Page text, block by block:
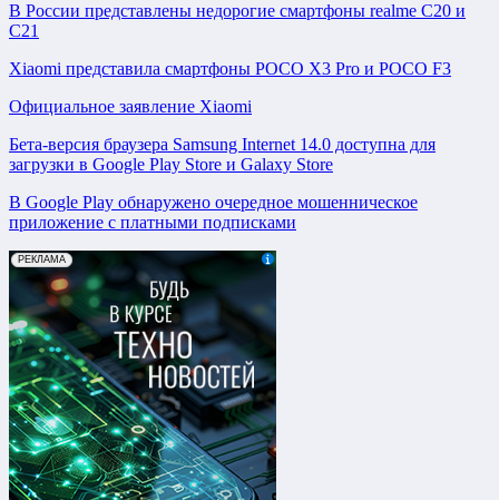
В России представлены недорогие смартфоны realme C20 и
C21
Xiaomi представила смартфоны POCO X3 Pro и POCO F3
Официальное заявление Xiaomi
Бета-версия браузера Samsung Internet 14.0 доступна для
загрузки в Google Play Store и Galaxy Store
В Google Play обнаружено очередное мошенническое
приложение с платными подписками